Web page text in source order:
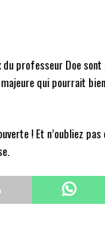
professeur Doe
qui pourrait
! Et n’oubliez